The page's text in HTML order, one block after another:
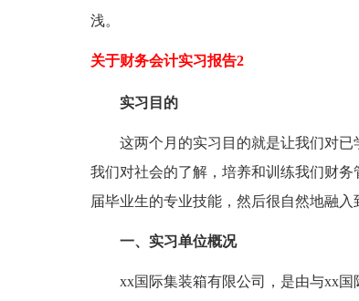
浅。
关于财务会计实习报告2
实习目的
这两个月的实习目的就是让我们对已
我们对社会的了解，培养和训练我们财
届毕业生的专业技能，然后很自然地融入
一、实习单位概况
xx国际集装箱有限公司，是由与xx国